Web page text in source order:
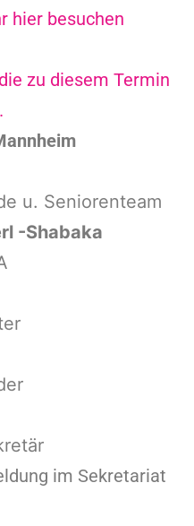
hier besuchen
zu diesem Termin
u. Seniorenteam
-Shabaka
im Sekretariat